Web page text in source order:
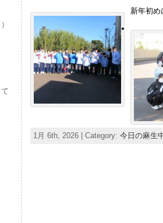
新年初
1月 6th, 2026 | Category: 今日の麻生